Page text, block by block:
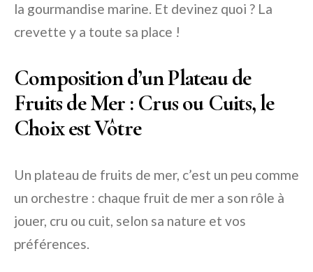
la gourmandise marine. Et devinez quoi ? La
crevette y a toute sa place !
Composition d’un Plateau de
Fruits de Mer : Crus ou Cuits, le
Choix est Vôtre
Un plateau de fruits de mer, c’est un peu comme
un orchestre : chaque fruit de mer a son rôle à
jouer, cru ou cuit, selon sa nature et vos
préférences.